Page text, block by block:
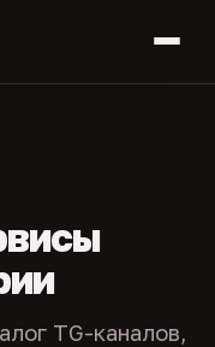
TG-каналов,